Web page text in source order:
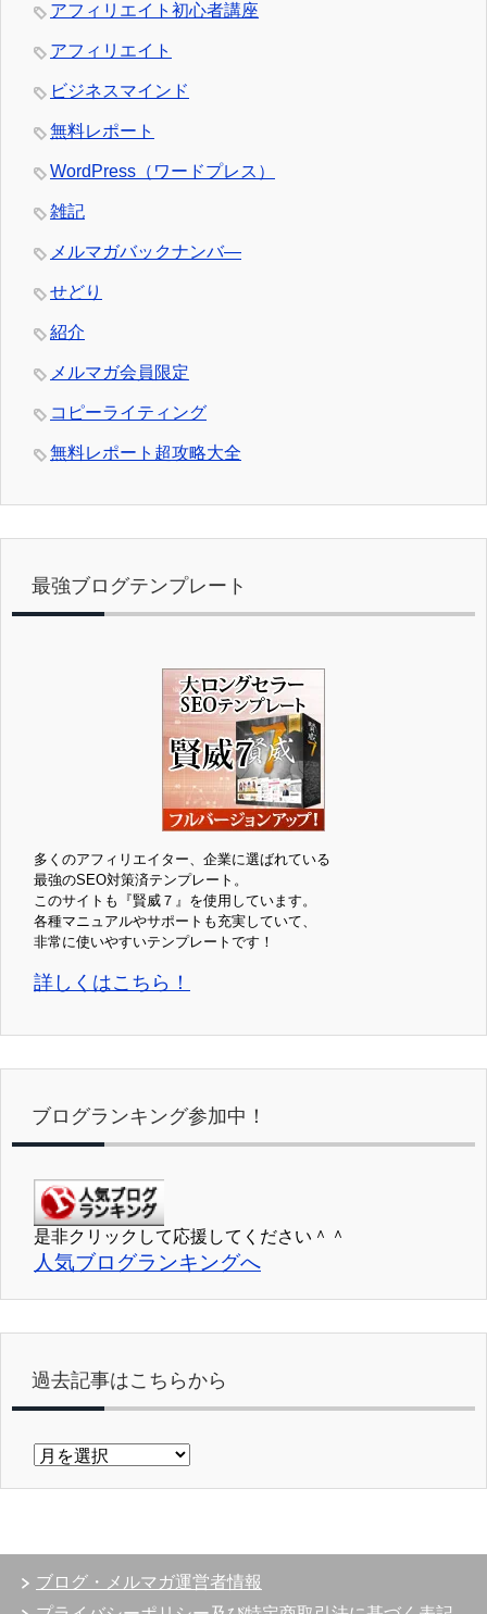
アフィリエイト初心者講座
アフィリエイト
ビジネスマインド
無料レポート
WordPress（ワードプレス）
雑記
メルマガバックナンバ―
せどり
紹介
メルマガ会員限定
コピーライティング
無料レポート超攻略大全
最強ブログテンプレート
多くのアフィリエイター、企業に選ばれている
最強のSEO対策済テンプレート。
このサイトも『賢威７』を使用しています。
各種マニュアルやサポートも充実していて、
非常に使いやすいテンプレートです！
詳しくはこちら！
ブログランキング参加中！
是非クリックして応援してください＾＾
人気ブログランキングへ
過去記事はこちらから
過
ち
ブログ・メルマガ運営者情報